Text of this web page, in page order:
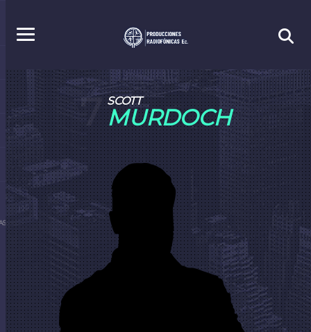
7 SCOTT
MURDOCH